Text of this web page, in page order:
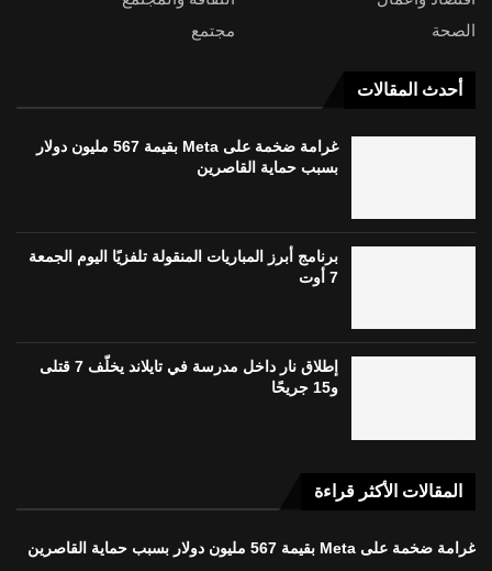
الصحة
مجتمع
أحدث المقالات
غرامة ضخمة على Meta بقيمة 567 مليون دولار
بسبب حماية القاصرين
برنامج أبرز المباريات المنقولة تلفزيًا اليوم الجمعة
7 أوت
إطلاق نار داخل مدرسة في تايلاند يخلّف 7 قتلى
و15 جريحًا
المقالات الأكثر قراءة
غرامة ضخمة على Meta بقيمة 567 مليون دولار بسبب حماية القاصرين